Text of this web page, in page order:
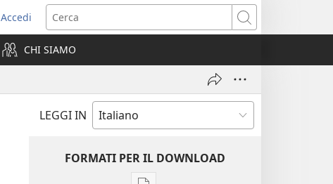
Accedi
(apre
una
nuova
finestra)
Cerca
CHI SIAMO
LEGGI IN
FORMATI PER IL DOWNLOAD